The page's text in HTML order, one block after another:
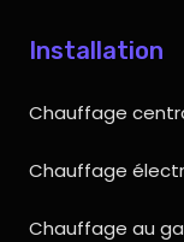
Installation
Chauffage
Chauffage
Chauffage au